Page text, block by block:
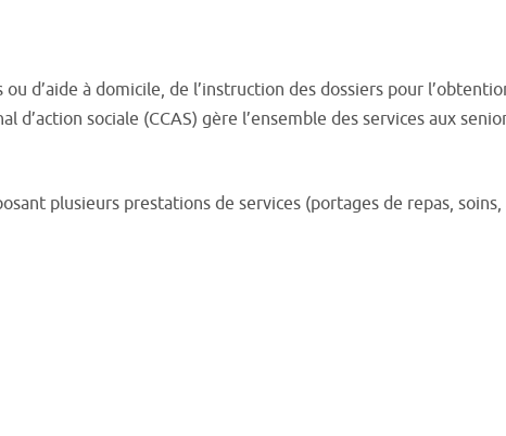
d’aide à domicile, de l’instruction des dossiers pour
sociale (CCAS) gère l’ensemble des services aux
plusieurs prestations de services (portages de repas, soins,